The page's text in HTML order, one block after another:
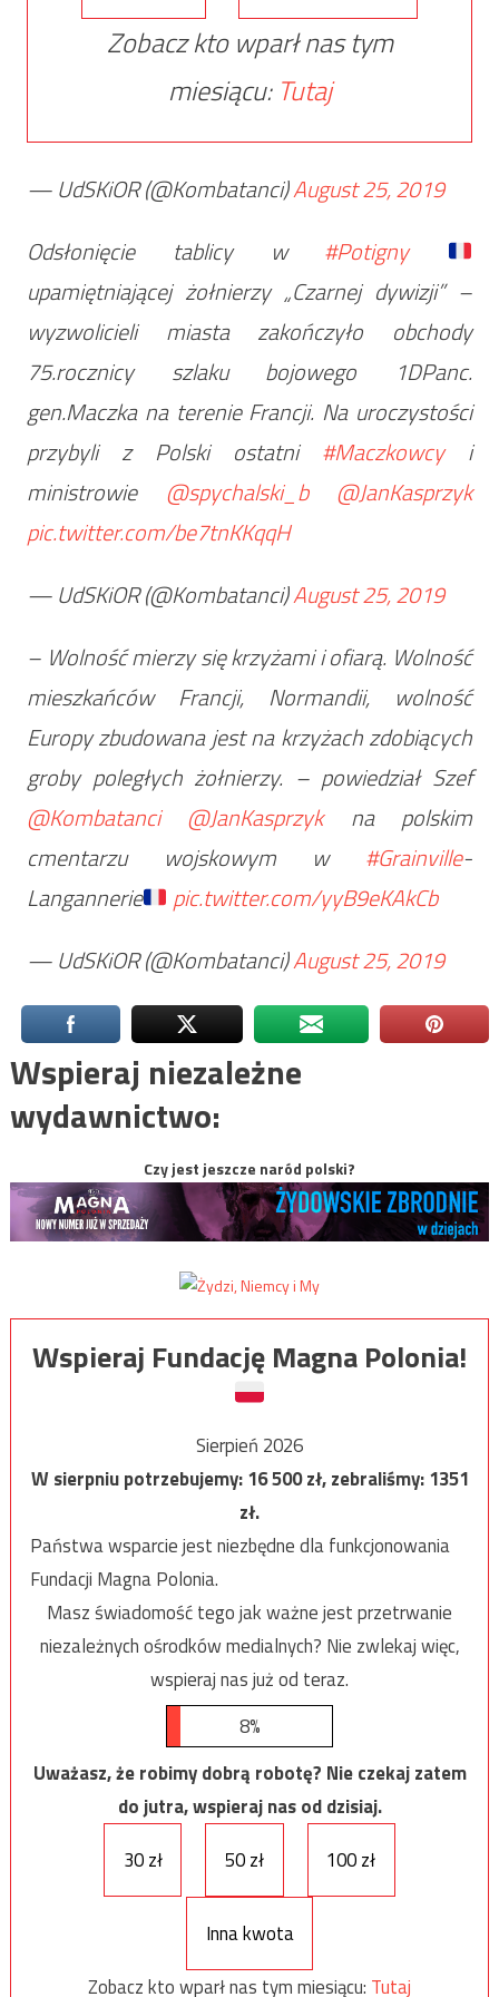
Zobacz kto wparł nas tym
miesiącu: Tutaj
— UdSKiOR (@Kombatanci)August 25, 2019
Odsłonięcie tablicy w #Potigny
upamiętniającej żołnierzy „Czarnej dywizji” –
wyzwolicieli miasta zakończyło obchody
75.rocznicy szlaku bojowego 1DPanc.
gen.Maczka na terenie Francji. Na uroczystości
przybyli z Polski ostatni #Maczkowcyi
ministrowie @spychalski_b
@JanKasprzyk
pic.twitter.com/be7tnKKqqH
— UdSKiOR (@Kombatanci)August 25, 2019
– Wolność mierzy się krzyżami i ofiarą. Wolność
mieszkańców Francji, Normandii, wolność
Europy zbudowana jest na krzyżach zdobiących
groby poległych żołnierzy. – powiedział Szef
@Kombatanci
@JanKasprzykna polskim
cmentarzu wojskowym w #Grainville-
Langannerie
pic.twitter.com/yyB9eKAkCb
— UdSKiOR (@Kombatanci)August 25, 2019
Wspieraj niezależne
wydawnictwo:
Czy jest jeszcze naród polski?
Wspieraj Fundację Magna Polonia!
Sierpień 2026
W sierpniu potrzebujemy:16 500zł, zebraliśmy:1351
zł.
Państwa wsparcie jest niezbędne dla funkcjonowania
Fundacji Magna Polonia.
Masz świadomość tego jak ważne jest przetrwanie
niezależnych ośrodków medialnych? Nie zwlekaj więc,
wspieraj nas już od teraz.
8%
Uważasz, że robimy dobrą robotę? Nie czekaj zatem
do jutra, wspieraj nas od dzisiaj.
30 zł
50 zł 100 zł
Inna kwota
Zobacz kto wparł nas tym miesiącu: Tutaj